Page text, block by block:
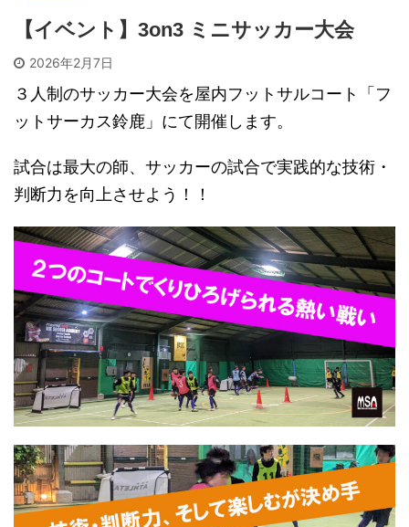
【イベント】3on3 ミニサッカー大会
2026年2月7日
３人制のサッカー大会を屋内フットサルコート「フ
ットサーカス鈴鹿」にて開催します。
試合は最大の師、サッカーの試合で実践的な技術・
判断力を向上させよう！！